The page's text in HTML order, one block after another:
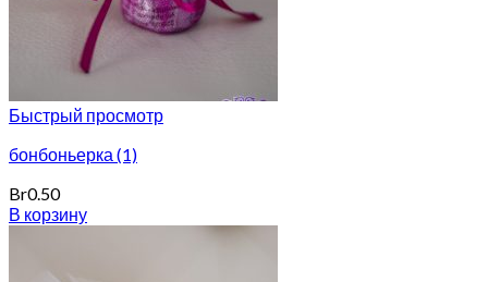
Быстрый просмотр
бонбоньерка (1)
Br0.50
В корзину